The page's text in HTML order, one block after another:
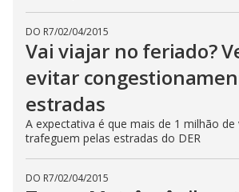
DO R7/02/04/2015
Vai viajar no feriado?
evitar
estradas
A expectativa é que mais de 1 milhão de
trafeguem pelas estradas do DER
DO R7/02/04/2015